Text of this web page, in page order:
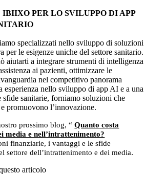
PER LO SVILUPPO DI APP
specializzati nello sviluppo di soluzioni
per le esigenze uniche del settore sanitario.
aiutarti a integrare strumenti di intelligenza
ai pazienti, ottimizzare le
nel competitivo panorama
esperienza nello sviluppo di app AI e a una
sfide sanitarie, forniamo soluzioni che
promuovono l’innovazione.
prossimo blog, “ Quanto costa
media e nell’intrattenimento?
finanziarie, i vantaggi e le sfide
settore dell’intrattenimento e dei media.
articolo